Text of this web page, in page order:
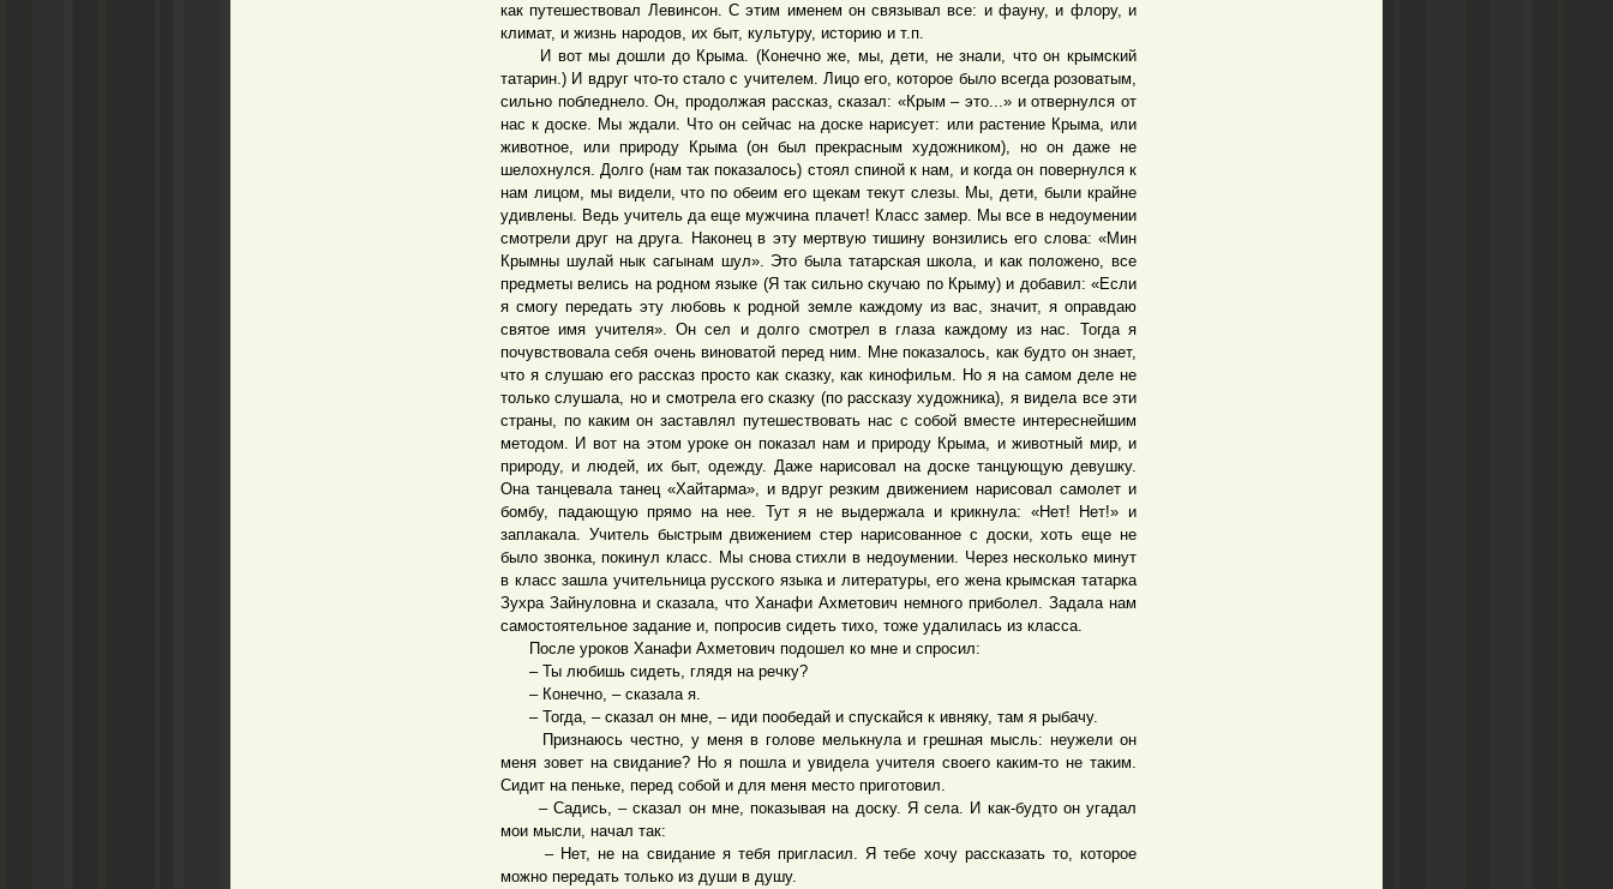
как путешествовал Левинсон. С этим именем он связывал все: и фауну, и флору, и
климат, и жизнь народов, их быт, культуру, историю и т.п.
И вот мы дошли до Крыма. (Конечно же, мы, дети, не знали, что он крымский
татарин.) И вдруг что-то стало с учителем. Лицо его, которое было всегда розоватым,
сильно побледнело. Он, продолжая рассказ, сказал: «Крым – это...» и отвернулся от
нас к доске. Мы ждали. Что он сейчас на доске нарисует: или растение Крыма, или
животное, или природу Крыма (он был прекрасным художником), но он даже не
шелохнулся. Долго (нам так показалось) стоял спиной к нам, и когда он повернулся к
нам лицом, мы видели, что по обеим его щекам текут слезы. Мы, дети, были крайне
удивлены. Ведь учитель да еще мужчина плачет! Класс замер. Мы все в недоумении
смотрели друг на друга. Наконец в эту мертвую тишину вонзились его слова: «Мин
Крымны шулай нык сагынам шул». Это была татарская школа, и как положено, все
предметы велись на родном языке (Я так сильно скучаю по Крыму) и добавил: «Если
я смогу передать эту любовь к родной земле каждому из вас, значит, я оправдаю
святое имя учителя». Он сел и долго смотрел в глаза каждому из нас. Тогда я
почувствовала себя очень виноватой перед ним. Мне показалось, как будто он знает,
что я слушаю его рассказ просто как сказку, как кинофильм. Но я на самом деле не
только слушала, но и смотрела его сказку (по рассказу художника), я видела все эти
страны, по каким он заставлял путешествовать нас с собой вместе интереснейшим
методом. И вот на этом уроке он показал нам и природу Крыма, и животный мир, и
природу, и людей, их быт, одежду. Даже нарисовал на доске танцующую девушку.
Она танцевала танец «Хайтарма», и вдруг резким движением нарисовал самолет и
бомбу, падающую прямо на нее. Тут я не выдержала и крикнула: «Нет! Нет!» и
заплакала. Учитель быстрым движением стер нарисованное с доски, хоть еще не
было звонка, покинул класс. Мы снова стихли в недоумении. Через несколько минут
в класс зашла учительница русского языка и литературы, его жена крымская татарка
Зухра Зайнуловна и сказала, что Ханафи Ахметович немного приболел. Задала нам
самостоятельное задание и, попросив сидеть тихо, тоже удалилась из класса.
После уроков Ханафи Ахметович подошел ко мне и спросил:
– Ты любишь сидеть, глядя на речку?
– Конечно, – сказала я.
– Тогда, – сказал он мне, – иди пообедай и спускайся к ивняку, там я рыбачу.
Признаюсь честно, у меня в голове мелькнула и грешная мысль: неужели он
меня зовет на свидание? Но я пошла и увидела учителя своего каким-то не таким.
Сидит на пеньке, перед собой и для меня место приготовил.
– Садись, – сказал он мне, показывая на доску. Я села. И как-будто он угадал
мои мысли, начал так:
– Нет, не на свидание я тебя пригласил. Я тебе хочу рассказать то, которое
можно передать только из души в душу.